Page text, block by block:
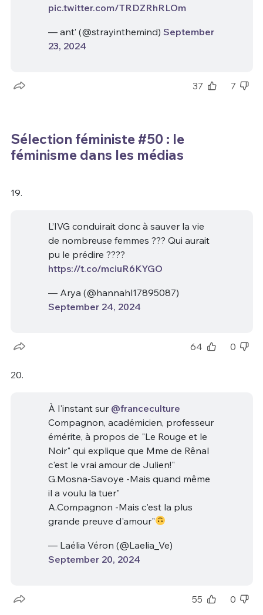
pic.twitter.com/TRDZRhRLOm
— ant’ (@strayinthemind) September
23, 2024
37 7
Sélection féministe #50 : le
féminisme dans les médias
19.
L’IVG conduirait donc à sauver la vie
de nombreuse femmes ??? Qui aurait
pu le prédire ????
https://t.co/mciuR6KYGO
— Arya (@hannahl17895087)
September 24, 2024
64 0
20.
À l'instant sur @franceculture
Compagnon, académicien, professeur
émérite, à propos de "Le Rouge et le
Noir" qui explique que Mme de Rênal
c'est le vrai amour de Julien!"
G.Mosna-Savoye -Mais quand même
il a voulu la tuer"
A.Compagnon -Mais c'est la plus
grande preuve d'amour"
— Laélia Véron (@Laelia_Ve)
September 20, 2024
55 0